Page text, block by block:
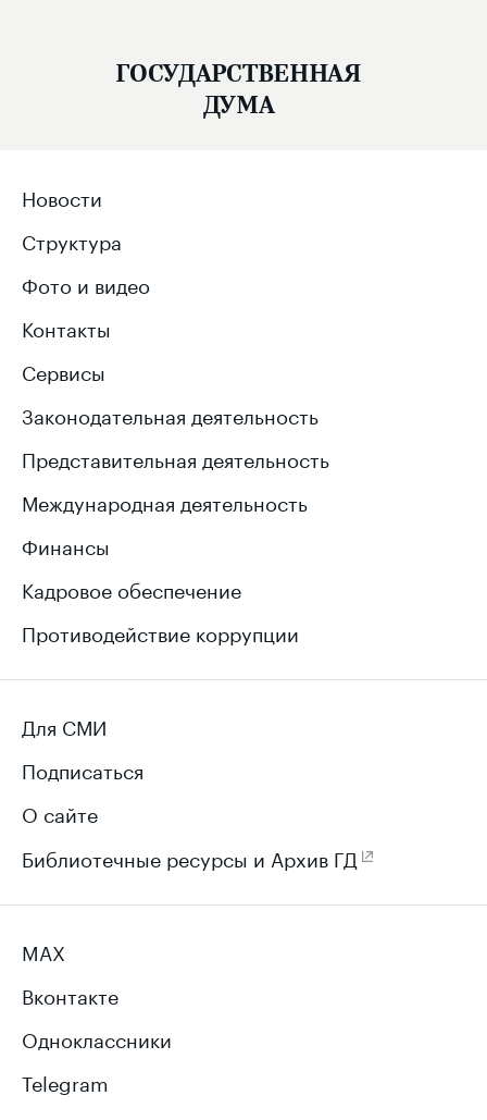
ГОСУДАРСТВЕННАЯ
ДУМА
Новости
Структура
Фото и видео
Контакты
Сервисы
Законодательная деятельность
Представительная деятельность
Международная деятельность
Финансы
Кадровое обеспечение
Противодействие коррупции
Для СМИ
Подписаться
О сайте
Библиотечные ресурсы и Архив ГД
MAX
Вконтакте
Одноклассники
Telegram